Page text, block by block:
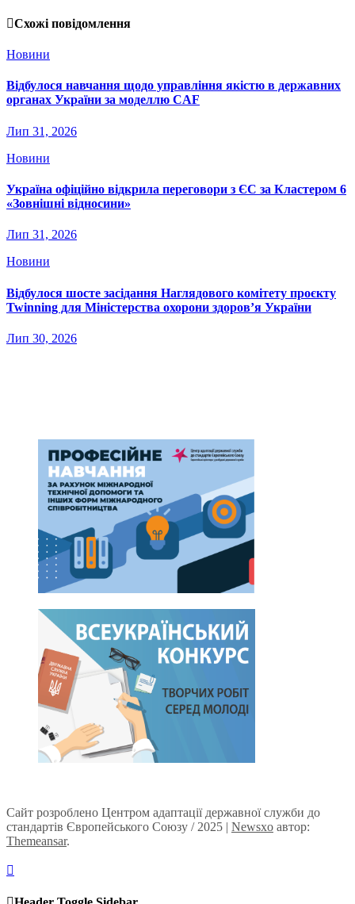
Схожі повідомлення
Новини
Відбулося навчання щодо управління якістю в державних
органах України за моделлю CAF
Лип 31, 2026
Новини
Україна офіційно відкрила переговори з ЄС за Кластером 6
«Зовнішні відносини»
Лип 31, 2026
Новини
Відбулося шосте засідання Наглядового комітету проєкту
Twinning для Міністерства охорони здоров’я України
Лип 30, 2026
Сайт розроблено Центром адаптації державної служби до
стандартів Європейського Союзу / 2025 | Newsxo автор:
Themeansar.